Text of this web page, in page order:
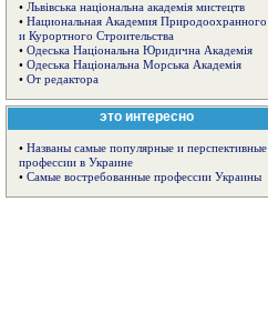
• Львівська національна академія мистецтв
• Национальная Академия Природоохранного
и Курортного Строительства
• Одеська Національна Юридична Академія
• Одеська Національна Морська Академія
• От редактора
это интересно
• Названы самые популярные и перспективные
профессии в Украине
• Самые востребованные профессии Украины